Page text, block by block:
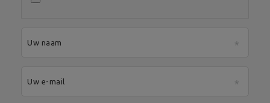
Uw naam
Uw e-mail